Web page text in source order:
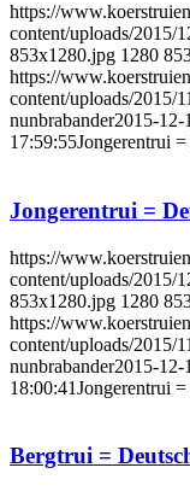
https://
content/uploads/2015/
853x1280.jpg 1280
https://
content/uploads/2015/
nunbrabander2015-12-
17:59:55Jongerentrui
Jongerentrui =
https://
content/uploads/2015/
853x1280.jpg 1280
https://
content/uploads/2015/
nunbrabander2015-12-
18:00:41Jongerentrui
Bergtrui =